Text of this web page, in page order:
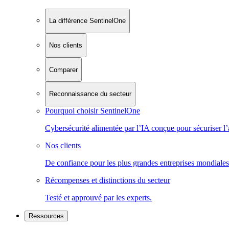
La différence SentinelOne
Nos clients
Comparer
Reconnaissance du secteur
Pourquoi choisir SentinelOne
Cybersécurité alimentée par l’IA conçue pour sécuriser
Nos clients
De confiance pour les plus grandes entreprises
Récompenses et distinctions du secteur
Testé et approuvé par les experts.
Ressources